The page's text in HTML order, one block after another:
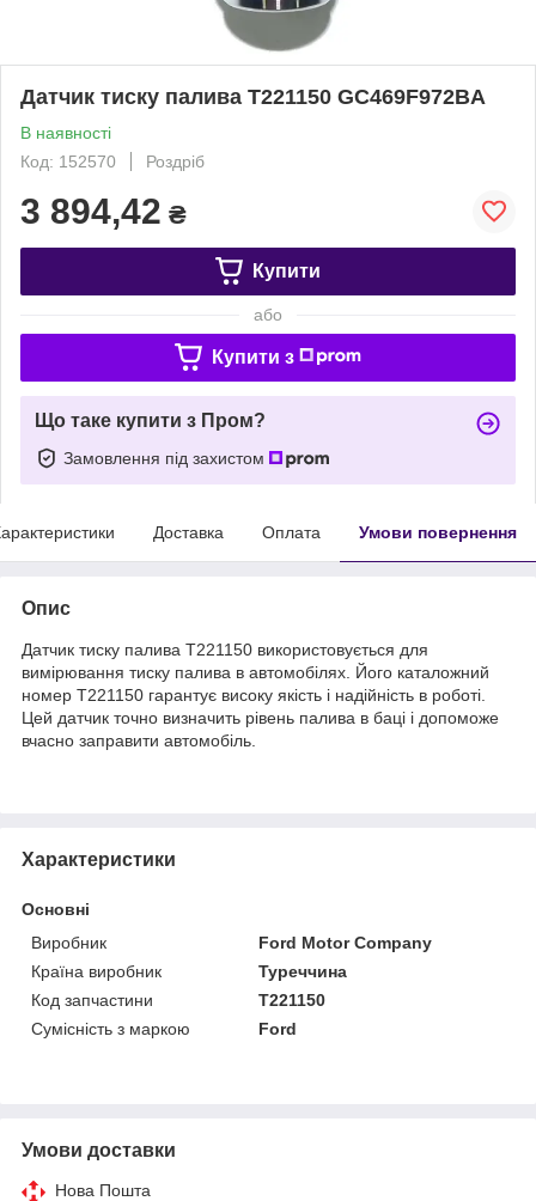
Датчик тиску палива T221150 GC469F972BA
В наявності
Код: 152570
Роздріб
3 894,42 ₴
Купити
або
Купити з
Що таке купити з Пром?
Замовлення під захистом
Доставка Оплата Умови повернення
Опис
Датчик тиску палива T221150 використовується для
вимірювання тиску палива в автомобілях. Його каталожний
номер T221150 гарантує високу якість і надійність в роботі.
Цей датчик точно визначить рівень палива в баці і допоможе
вчасно заправити автомобіль.
Характеристики
Основні
Виробник
Ford Motor Company
Країна виробник
Туреччина
Код запчастини
T221150
Сумісність з маркою
Ford
Умови доставки
Нова Пошта